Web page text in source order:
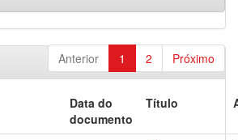
Anterior 1 2 Próximo
Data do
documento
Título